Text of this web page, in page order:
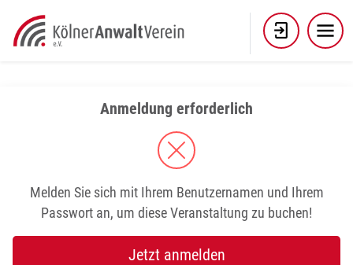
content
Anmeldung erforderlich
Melden Sie sich mit Ihrem Benutzernamen und Ihrem
Passwort an, um diese Veranstaltung zu buchen!
Jetzt anmelden